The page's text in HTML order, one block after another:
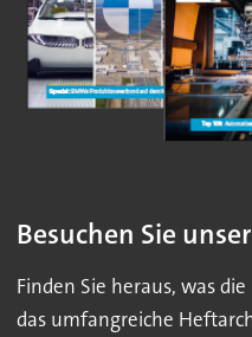
Besuchen Sie
Finden Sie heraus, was
das umfangreiche